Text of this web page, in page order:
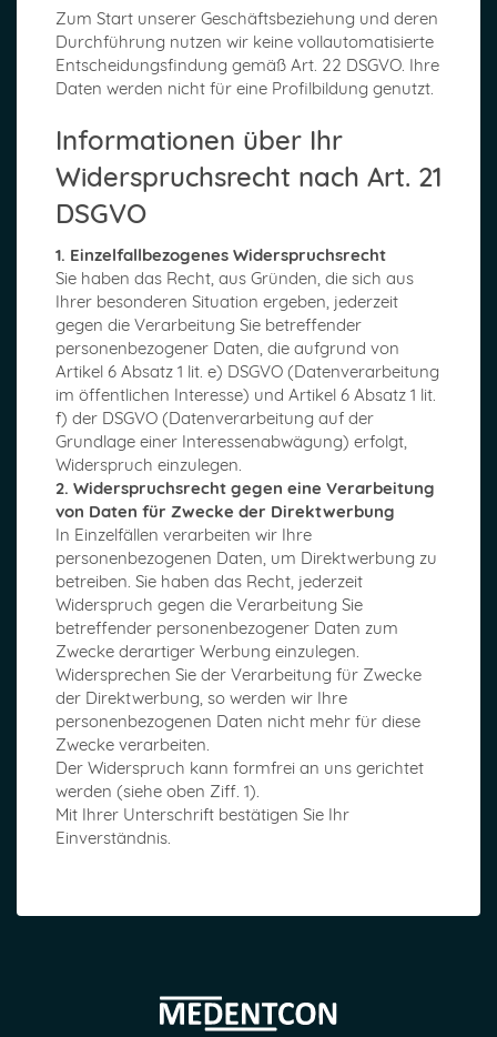
Zum Start unserer Geschäftsbeziehung und deren
Durchführung nutzen wir keine vollautomatisierte
Entscheidungsfindung gemäß Art. 22 DSGVO. Ihre
Daten werden nicht für eine Profilbildung genutzt.
Informationen über Ihr
Widerspruchsrecht nach Art. 21
DSGVO
1. Einzelfallbezogenes Widerspruchsrecht
Sie haben das Recht, aus Gründen, die sich aus
Ihrer besonderen Situation ergeben, jederzeit
gegen die Verarbeitung Sie betreffender
personenbezogener Daten, die aufgrund von
Artikel 6 Absatz 1 lit. e) DSGVO (Datenverarbeitung
im öffentlichen Interesse) und Artikel 6 Absatz 1 lit.
f) der DSGVO (Datenverarbeitung auf der
Grundlage einer Interessenabwägung) erfolgt,
Widerspruch einzulegen.
2. Widerspruchsrecht gegen eine Verarbeitung
von Daten für Zwecke der Direktwerbung
In Einzelfällen verarbeiten wir Ihre
personenbezogenen Daten, um Direktwerbung zu
betreiben. Sie haben das Recht, jederzeit
Widerspruch gegen die Verarbeitung Sie
betreffender personenbezogener Daten zum
Zwecke derartiger Werbung einzulegen.
Widersprechen Sie der Verarbeitung für Zwecke
der Direktwerbung, so werden wir Ihre
personenbezogenen Daten nicht mehr für diese
Zwecke verarbeiten.
Der Widerspruch kann formfrei an uns gerichtet
werden (siehe oben Ziff. 1).
Mit Ihrer Unterschrift bestätigen Sie Ihr
Einverständnis.